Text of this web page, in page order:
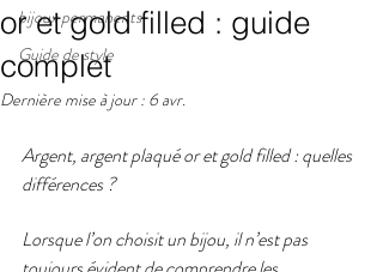
bijoux permanents
Guide de style
or et gold filled : guide
complet
Dernière mise à jour : 6 avr.
Argent, argent plaqué or et gold filled : quelles
différences ?
Lorsque l’on choisit un bijou, il n’est pas